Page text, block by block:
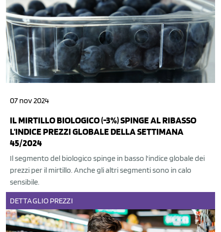
07 nov 2024
IL MIRTILLO BIOLOGICO (-3%) SPINGE AL RIBASSO
L'INDICE PREZZI GLOBALE DELLA SETTIMANA
45/2024
Il segmento del biologico spinge in basso l'indice globale dei
prezzi per il mirtillo. Anche gli altri segmenti sono in calo
sensibile.
DETTAGLIO PREZZI